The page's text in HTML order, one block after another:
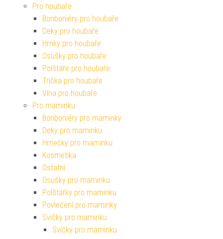
Pro houbaře
Bonboniéry pro houbaře
Deky pro houbaře
Hrnky pro houbaře
Osušky pro houbaře
Polštáře pro houbaře
Trička pro houbaře
Vína pro houbaře
Pro maminku
Bonboniéry pro maminky
Deky pro maminku
Hrnečky pro maminku
Kosmetika
Ostatní
Osušky pro maminku
Polštářky pro maminku
Povlečení pro maminky
Svíčky pro maminku
Svíčky pro maminku